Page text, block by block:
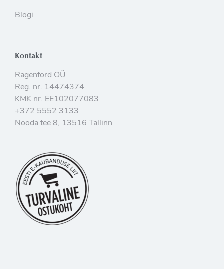
Blogi
Kontakt
Ragenford OÜ
Reg. nr. 14474374
KMK nr. EE102077083
+372 5552 3133
Nooda tee 8, 13516 Tallinn